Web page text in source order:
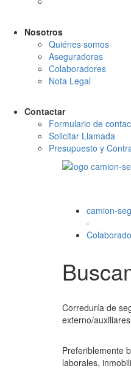
Nosotros
Quiénes somos
Aseguradoras
Colaboradores
Nota Legal
Contactar
Formulario de
Solicitar Llamada
Presupuesto y
camion-
-
Correduría de
externo/
Preferiblemente
laborales,